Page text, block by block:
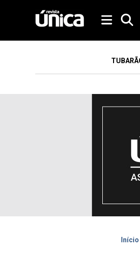
Início